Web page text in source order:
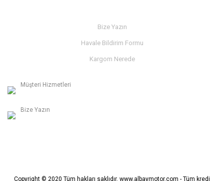
Bize Yazın
Havale Bildirim Formu
Kargom Nerede
Müşteri Hizmetleri
Bize Yazın
Copyright © 2020 Tüm hakları saklıdır. www.albaymotor.com - Tüm kredi